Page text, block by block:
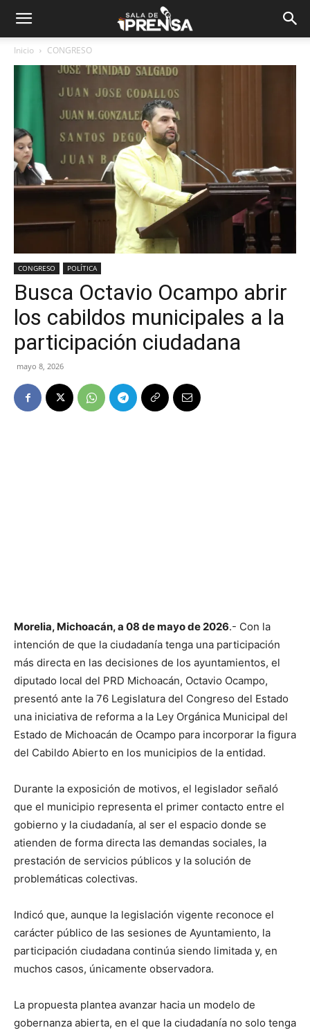
Inicio CONGRESO
CONGRESO POLÍTICA
Busca Octavio Ocampo abrir
los cabildos municipales a la
participación ciudadana
mayo 8, 2026
Morelia, Michoacán, a 08 de mayo de 2026.- Con la
intención de que la ciudadanía tenga una participación
más directa en las decisiones de los ayuntamientos, el
diputado local del PRD Michoacán, Octavio Ocampo,
presentó ante la 76 Legislatura del Congreso del Estado
una iniciativa de reforma a la Ley Orgánica Municipal del
Estado de Michoacán de Ocampo para incorporar la figura
del Cabildo Abierto en los municipios de la entidad.
Durante la exposición de motivos, el legislador señaló
que el municipio representa el primer contacto entre el
gobierno y la ciudadanía, al ser el espacio donde se
atienden de forma directa las demandas sociales, la
prestación de servicios públicos y la solución de
problemáticas colectivas.
Indicó que, aunque la legislación vigente reconoce el
carácter público de las sesiones de Ayuntamiento, la
participación ciudadana continúa siendo limitada y, en
muchos casos, únicamente observadora.
La propuesta plantea avanzar hacia un modelo de
gobernanza abierta, en el que la ciudadanía no solo tenga